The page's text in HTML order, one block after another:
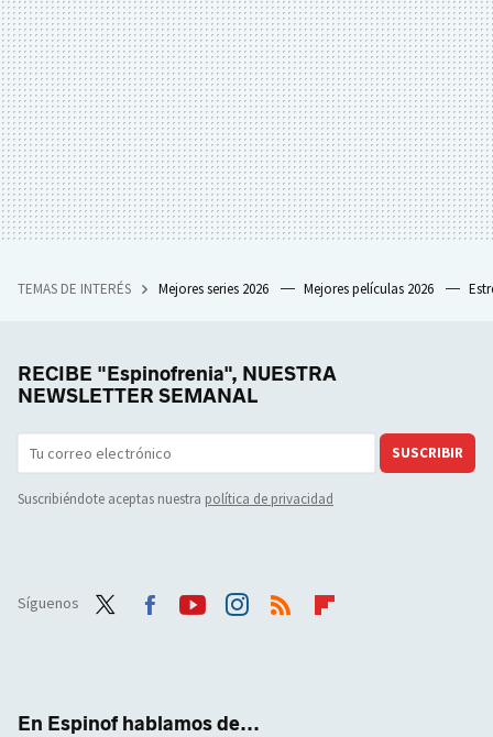
TEMAS DE INTERÉS Mejores series 2026 Mejores películas 2026
RECIBE "Espinofrenia", NUESTRA
NEWSLETTER SEMANAL
SUSCRIBIR
Suscribiéndote aceptas nuestra política de privacidad
Síguenos
En Espinof hablamos de...